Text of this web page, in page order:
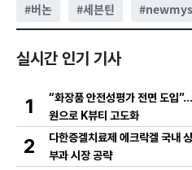
#버논 #세븐틴 #
실시간 인기 기사
1
“화장품 안전성평가 전면 도입
원으로 K뷰티 고도화
2
다한증겔치료제 에크락겔 국내
부과 시장 공략